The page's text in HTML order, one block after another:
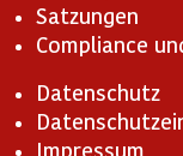
Satzungen
Compliance
Datenschutz
Impressum